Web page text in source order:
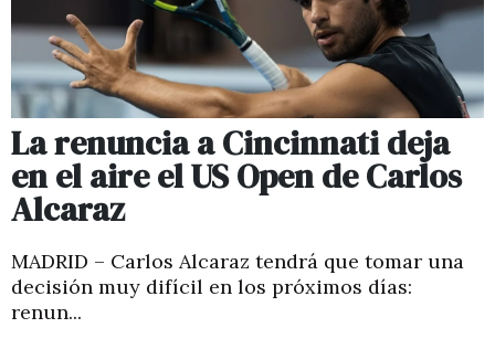
La renuncia a Cincinnati deja
en el aire el US Open de Carlos
Alcaraz
MADRID – Carlos Alcaraz tendrá que tomar una
decisión muy difícil en los próximos días:
renun...